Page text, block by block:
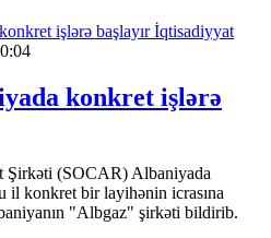
İqtisadiyyat
konkret işlərə
Şirkəti (SOCAR) Albaniyada
il konkret bir layihənin icrasına
"Albgaz" şirkəti bildirib.